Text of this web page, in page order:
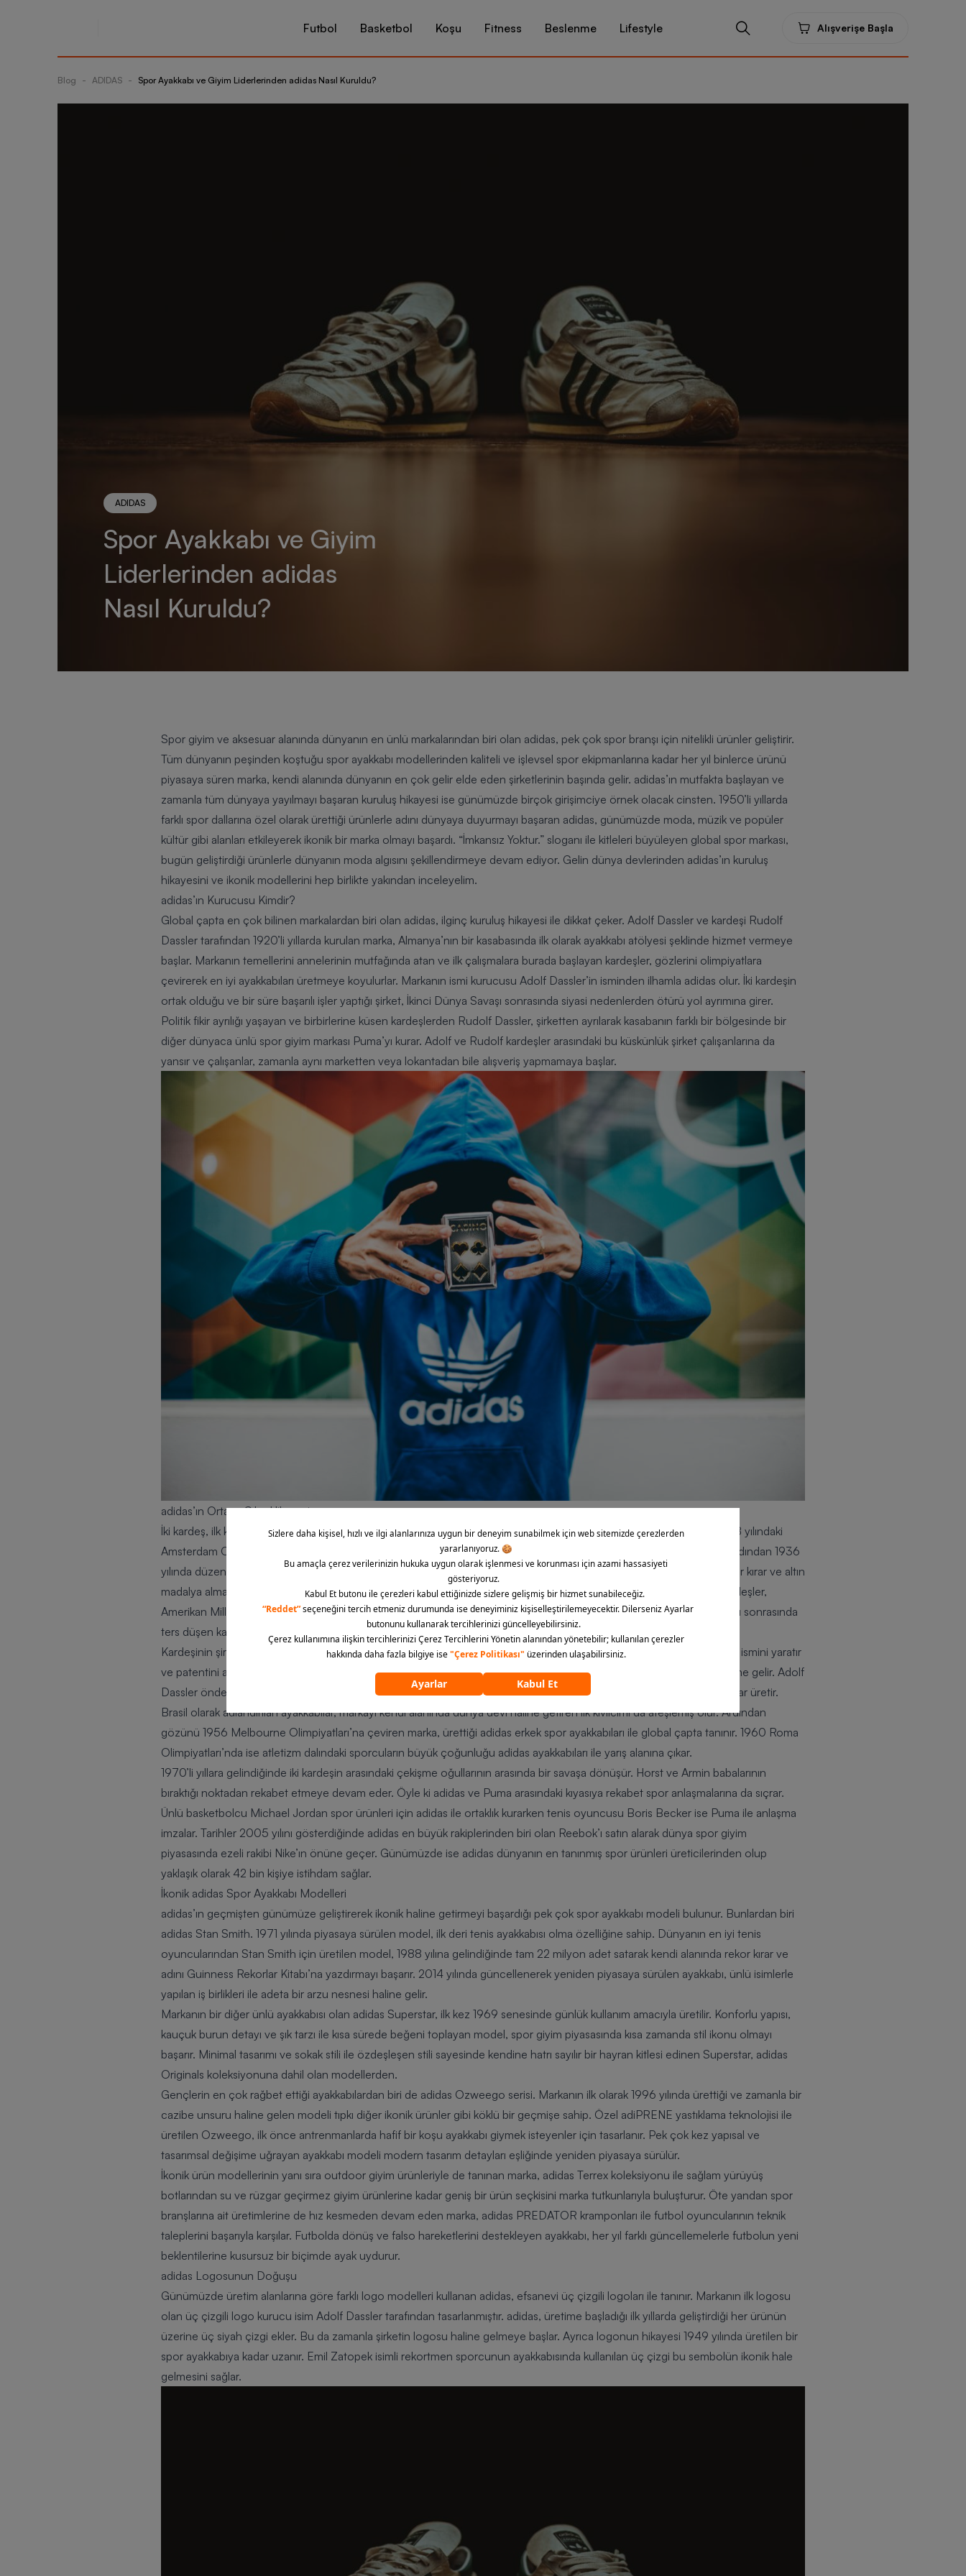
Futbol Basketbol Koşu Fitness Beslenme Lifestyle Alışverişe Başla
Blog - ADIDAS - Spor Ayakkabı ve Giyim Liderlerinden adidas Nasıl Kuruldu?
ADIDAS
Spor Ayakkabı ve Giyim
Liderlerinden adidas
Nasıl Kuruldu?
Spor giyim ve aksesuar alanında dünyanın en ünlü markalarından biri olan adidas, pek çok spor branşı için nitelikli ürünler geliştirir.
Tüm dünyanın peşinden koştuğu spor ayakkabı modellerinden kaliteli ve işlevsel spor ekipmanlarına kadar her yıl binlerce ürünü
piyasaya süren marka, kendi alanında dünyanın en çok gelir elde eden şirketlerinin başında gelir. adidas’ın mutfakta başlayan ve
zamanla tüm dünyaya yayılmayı başaran kuruluş hikayesi ise günümüzde birçok girişimciye örnek olacak cinsten. 1950’li yıllarda
farklı spor dallarına özel olarak ürettiği ürünlerle adını dünyaya duyurmayı başaran adidas, günümüzde moda, müzik ve popüler
kültür gibi alanları etkileyerek ikonik bir marka olmayı başardı. “İmkansız Yoktur.” sloganı ile kitleleri büyüleyen global spor markası,
bugün geliştirdiği ürünlerle dünyanın moda algısını şekillendirmeye devam ediyor. Gelin dünya devlerinden adidas’ın kuruluş
hikayesini ve ikonik modellerini hep birlikte yakından inceleyelim.
adidas’ın Kurucusu Kimdir?
Global çapta en çok bilinen markalardan biri olan adidas, ilginç kuruluş hikayesi ile dikkat çeker. Adolf Dassler ve kardeşi Rudolf
Dassler tarafından 1920’li yıllarda kurulan marka, Almanya’nın bir kasabasında ilk olarak ayakkabı atölyesi şeklinde hizmet vermeye
başlar. Markanın temellerini annelerinin mutfağında atan ve ilk çalışmalara burada başlayan kardeşler, gözlerini olimpiyatlara
çevirerek en iyi ayakkabıları üretmeye koyulurlar. Markanın ismi kurucusu Adolf Dassler’in isminden ilhamla adidas olur. İki kardeşin
ortak olduğu ve bir süre başarılı işler yaptığı şirket, İkinci Dünya Savaşı sonrasında siyasi nedenlerden ötürü yol ayrımına girer.
Politik fikir ayrılığı yaşayan ve birbirlerine küsen kardeşlerden Rudolf Dassler, şirketten ayrılarak kasabanın farklı bir bölgesinde bir
diğer dünyaca ünlü spor giyim markası Puma’yı kurar. Adolf ve Rudolf kardeşler arasındaki bu küskünlük şirket çalışanlarına da
yansır ve çalışanlar, zamanla aynı marketten veya lokantadan bile alışveriş yapmamaya başlar.
adidas’ın Ortaya Çıkış Hikayesi
İki kardeş, ilk kuruluş yıllarında ürettikleri nitelikli ayakkabılar ile özellikle atletizm sporunda ön plana çıkmayı başarır. 1928 yılındaki
Amsterdam Olimpiyatları’nda atletlerin adidas marka hafif ve dayanıklı spor ayakkabıları ilgi toplamaya başlar. Hemen ardından 1936
yılında düzenlenen Berlin Olimpiyatları’nda Amerikalı atlet Jesse Owens, adidas koşu ayakkabısı ile kendi alanında rekor kırar ve altın
madalya almaya hak kazanır. İkinci Dünya Savaşı sırasında her iki kardeş de Nazi olmakla suçlanıp tutuklanır. Ancak kardeşler,
Amerikan Milli Atletizm Takımı için konforlu spor ayakkabılar üretir ve bu nedenle serbest bırakılırlar. İkinci Dünya Savaşı sonrasında
ters düşen kardeşler ayrılma kararı alır.
Kardeşinin şirketten ayrılması ile marka çalışmalarına yön veren Adolf Dassler, adını ve soyadını birleştirerek markasının ismini yaratır
ve patentini almayı başarır. Bu sayede 18 bin nüfusa sahip sıradan bir köy, dünya spor ayakkabı üretiminin merkezi haline gelir. Adolf
Dassler önderliğindeki adidas, 1954 yılındaki Dünya Futbol Şampiyonası için Alman Milli Takımı’na özel vidalı kramponlar üretir.
Brasil olarak adlandırılan ayakkabılar, markayı kendi alanında dünya devi haline getiren ilk kıvılcımı da ateşlemiş olur. Ardından
gözünü 1956 Melbourne Olimpiyatları’na çeviren marka, ürettiği adidas erkek spor ayakkabıları ile global çapta tanınır. 1960 Roma
Olimpiyatları’nda ise atletizm dalındaki sporcuların büyük çoğunluğu adidas ayakkabıları ile yarış alanına çıkar.
1970’li yıllara gelindiğinde iki kardeşin arasındaki çekişme oğullarının arasında bir savaşa dönüşür. Horst ve Armin babalarının
bıraktığı noktadan rekabet etmeye devam eder. Öyle ki adidas ve Puma arasındaki kıyasıya rekabet spor anlaşmalarına da sıçrar.
Ünlü basketbolcu Michael Jordan spor ürünleri için adidas ile ortaklık kurarken tenis oyuncusu Boris Becker ise Puma ile anlaşma
imzalar. Tarihler 2005 yılını gösterdiğinde adidas en büyük rakiplerinden biri olan Reebok’ı satın alarak dünya spor giyim
piyasasında ezeli rakibi Nike’ın önüne geçer. Günümüzde ise adidas dünyanın en tanınmış spor ürünleri üreticilerinden olup
yaklaşık olarak 42 bin kişiye istihdam sağlar.
İkonik adidas Spor Ayakkabı Modelleri
adidas’ın geçmişten günümüze geliştirerek ikonik haline getirmeyi başardığı pek çok spor ayakkabı modeli bulunur. Bunlardan biri
adidas Stan Smith. 1971 yılında piyasaya sürülen model, ilk deri tenis ayakkabısı olma özelliğine sahip. Dünyanın en iyi tenis
oyuncularından Stan Smith için üretilen model, 1988 yılına gelindiğinde tam 22 milyon adet satarak kendi alanında rekor kırar ve
adını Guinness Rekorlar Kitabı’na yazdırmayı başarır. 2014 yılında güncellenerek yeniden piyasaya sürülen ayakkabı, ünlü isimlerle
yapılan iş birlikleri ile adeta bir arzu nesnesi haline gelir.
Markanın bir diğer ünlü ayakkabısı olan adidas Superstar, ilk kez 1969 senesinde günlük kullanım amacıyla üretilir. Konforlu yapısı,
kauçuk burun detayı ve şık tarzı ile kısa sürede beğeni toplayan model, spor giyim piyasasında kısa zamanda stil ikonu olmayı
başarır. Minimal tasarımı ve sokak stili ile özdeşleşen stili sayesinde kendine hatrı sayılır bir hayran kitlesi edinen Superstar, adidas
Originals koleksiyonuna dahil olan modellerden.
Gençlerin en çok rağbet ettiği ayakkabılardan biri de adidas Ozweego serisi. Markanın ilk olarak 1996 yılında ürettiği ve zamanla bir
cazibe unsuru haline gelen modeli tıpkı diğer ikonik ürünler gibi köklü bir geçmişe sahip. Özel adiPRENE yastıklama teknolojisi ile
üretilen Ozweego, ilk önce antrenmanlarda hafif bir koşu ayakkabı giymek isteyenler için tasarlanır. Pek çok kez yapısal ve
tasarımsal değişime uğrayan ayakkabı modeli modern tasarım detayları eşliğinde yeniden piyasaya sürülür.
İkonik ürün modellerinin yanı sıra outdoor giyim ürünleriyle de tanınan marka, adidas Terrex koleksiyonu ile sağlam yürüyüş
botlarından su ve rüzgar geçirmez giyim ürünlerine kadar geniş bir ürün seçkisini marka tutkunlarıyla buluşturur. Öte yandan spor
branşlarına ait üretimlerine de hız kesmeden devam eden marka, adidas PREDATOR kramponları ile futbol oyuncularının teknik
taleplerini başarıyla karşılar. Futbolda dönüş ve falso hareketlerini destekleyen ayakkabı, her yıl farklı güncellemelerle futbolun yeni
beklentilerine kusursuz bir biçimde ayak uydurur.
adidas Logosunun Doğuşu
Günümüzde üretim alanlarına göre farklı logo modelleri kullanan adidas, efsanevi üç çizgili logoları ile tanınır. Markanın ilk logosu
olan üç çizgili logo kurucu isim Adolf Dassler tarafından tasarlanmıştır. adidas, üretime başladığı ilk yıllarda geliştirdiği her ürünün
üzerine üç siyah çizgi ekler. Bu da zamanla şirketin logosu haline gelmeye başlar. Ayrıca logonun hikayesi 1949 yılında üretilen bir
spor ayakkabıya kadar uzanır. Emil Zatopek isimli rekortmen sporcunun ayakkabısında kullanılan üç çizgi bu sembolün ikonik hale
gelmesini sağlar.